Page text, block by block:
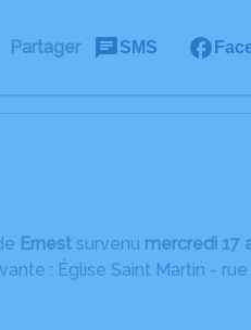
Partager SMS
Ernest survenu mercredi 17
: Église Saint Martin -